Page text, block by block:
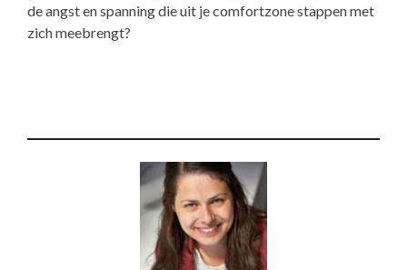
de angst en spanning die uit je comfortzone stappen met
zich meebrengt?